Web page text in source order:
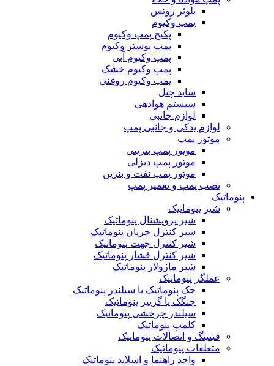
بلوئر روتس
پمپ وکیوم
پکیج پمپ وکیوم
پمپ بوستر وکیوم
پمپ وکیوم آبی
پمپ وکیوم خشک
پمپ وکیوم روغنی
ساید چنل
سیستم هوادهی
لوازم جانبی
لوازم یدکی و جانبی پمپ
موتور پمپ
موتور پمپ بنزینی
موتور پمپ دیزلی
موتور پمپ نفت و بنزین
نصب پمپ و تعمیر پمپ
پنوماتیک
شیر پنوماتیک
شیر پروپشنال پنوماتیک
شیر کنترل جریان پنوماتیک
شیر کنترل جهت پنوماتیک
شیر کنترل فشار پنوماتیک
شیر ماژولار پنوماتیک
عملگر پنوماتیک
جک پنوماتیک یا سیلندر پنوماتیک
چنگک یا گریپر پنوماتیک
سیلندر چرخشی پنوماتیک
کلمپ پنوماتیک
فیتینگ و اتصالات پنوماتیک
متعلقات پنوماتیک
واحد راهنما و اسلاید پنوماتیک